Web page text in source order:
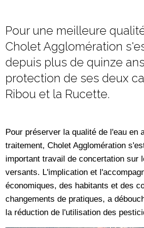
Pour une meilleure
Cholet Agglomération
depuis plus de quinze
protection de ses deux
Ribou et la Rucette.
Pour préserver la qualité de l'eau en
traitement, Cholet Agglomération
important travail de concertation sur
versants. L'implication et
économiques, des habitants et des
changements de pratiques, a
la réduction de l'utilisation des